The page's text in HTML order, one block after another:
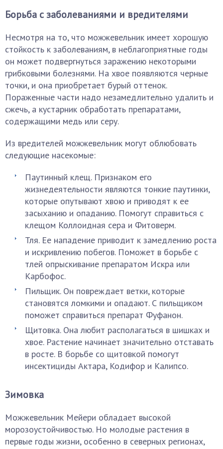
Борьба с заболеваниями и вредителями
Несмотря на то, что можжевельник имеет хорошую
стойкость к заболеваниям, в неблагоприятные годы
он может подвергнуться заражению некоторыми
грибковыми болезнями. На хвое появляются черные
точки, и она приобретает бурый оттенок.
Пораженные части надо незамедлительно удалить и
сжечь, а кустарник обработать препаратами,
содержащими медь или серу.
Из вредителей можжевельник могут облюбовать
следующие насекомые:
Паутинный клещ. Признаком его
жизнедеятельности являются тонкие паутинки,
которые опутывают хвою и приводят к ее
засыханию и опаданию. Помогут справиться с
клещом Коллоидная сера и Фитоверм.
Тля. Ее нападение приводит к замедлению роста
и искривлению побегов. Поможет в борьбе с
тлей опрыскивание препаратом Искра или
Карбофос.
Пильщик. Он повреждает ветки, которые
становятся ломкими и опадают. С пильщиком
поможет справиться препарат Фуфанон.
Щитовка. Она любит располагаться в шишках и
хвое. Растение начинает значительно отставать
в росте. В борьбе со щитовкой помогут
инсектициды Актара, Кодифор и Калипсо.
Зимовка
Можжевельник Мейери обладает высокой
морозоустойчивостью. Но молодые растения в
первые годы жизни, особенно в северных регионах,